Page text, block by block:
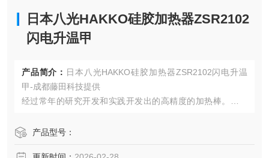
日本八光HAKKO硅胶加热器ZSR2102
闪电升温甲
产品简介： 日本八光HAKKO硅胶加热器ZSR2102闪电升温
甲-成都藤田科技提供
经过常年的研究开发和实践开发出的高精度的加热棒。经发
长寿命发热线使用镍铬耐热合金。因为仕样耐热绝缘氧化
产品型号：